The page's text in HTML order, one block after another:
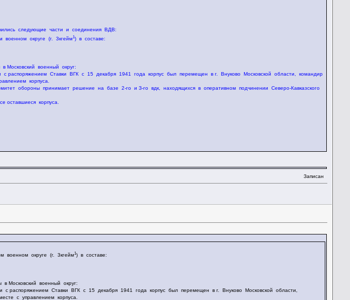
следующие части и соединения ВДВ:
военном округе (г. 3кгейм1) в составе:
военный округ:
распоряжением Ставки ВГК с 15 декабря 1941 года корпус был перемещен в г. Внуково Московской области, командир
корпуса.
обороны принимает решение на базе 2-го и З-го вдк, находящихся в оперативном подчинении Северо-Кавказского
оставшиеся корпуса.
Записан
военном округе (г. 3кгейм1) в составе:
Московский военный округ:
распоряжением Ставки ВГК с 15 декабря 1941 года корпус был перемещен в г. Внуково Московской области,
с управлением корпуса.